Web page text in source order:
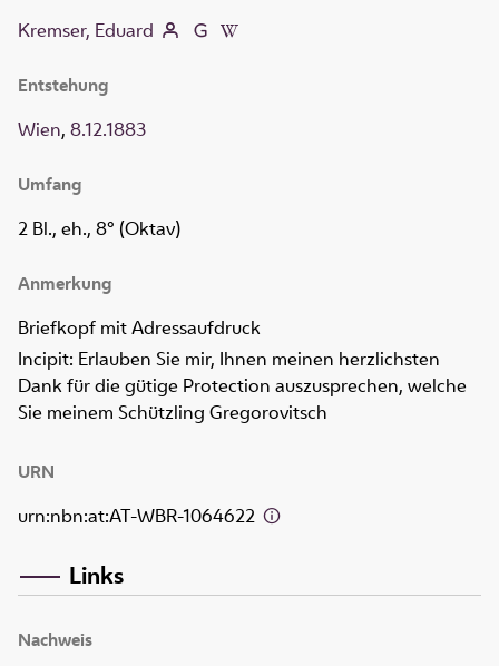
Kremser, Eduard
Entstehung
Wien, 8.12.1883
Umfang
2 Bl., eh., 8° (Oktav)
Anmerkung
Briefkopf mit Adressaufdruck
Incipit: Erlauben Sie mir, Ihnen meinen herzlichsten
Dank für die gütige Protection auszusprechen, welche
Sie meinem Schützling Gregorovitsch
URN
urn:nbn:at:AT-WBR-1064622
Links
Nachweis